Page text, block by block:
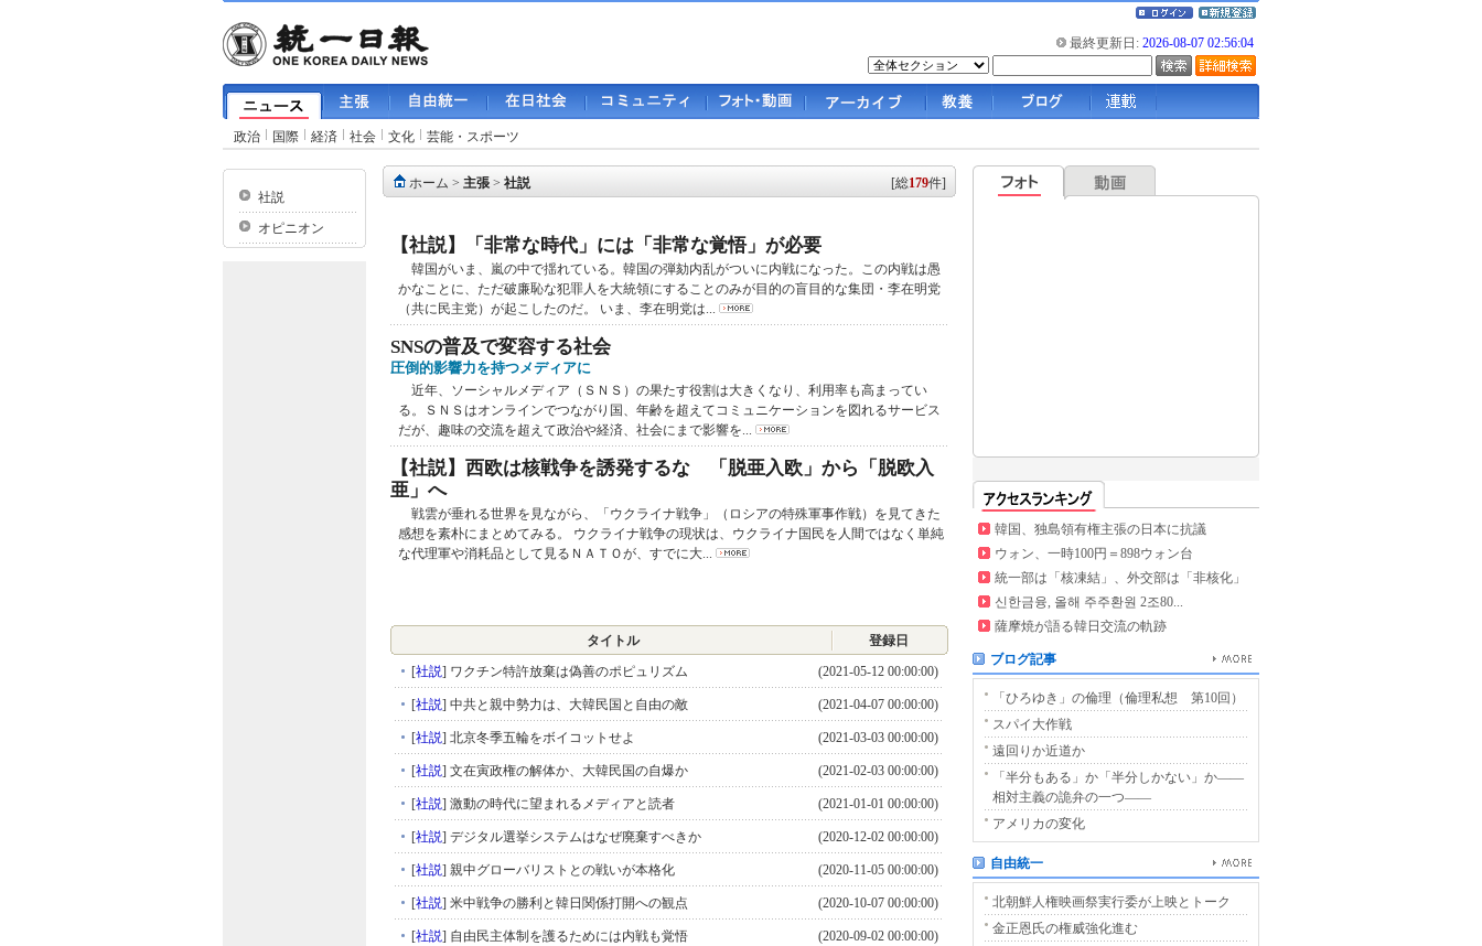
最終更新日: 2026-08-07 02:56:04
政治 国際 経済 社会 文化 芸能・スポーツ
社説
オピニオン
ホーム > 主張> 社説 [総179件]
【社説】「非常な時代」には「非常な覚悟」が必要
韓国がいま、嵐の中で揺れている。韓国の弾劾内乱がついに内戦になった。この内戦は愚
かなことに、ただ破廉恥な犯罪人を大統領にすることのみが目的の盲目的な集団・李在明党
（共に民主党）が起こしたのだ。 いま、李在明党は...
SNSの普及で変容する社会
圧倒的影響力を持つメディアに
近年、ソーシャルメディア（ＳＮＳ）の果たす役割は大きくなり、利用率も高まってい
る。ＳＮＳはオンラインでつながり国、年齢を超えてコミュニケーションを図れるサービス
だが、趣味の交流を超えて政治や経済、社会にまで影響を...
【社説】西欧は核戦争を誘発するな 「脱亜入欧」から「脱欧入
亜」へ
戦雲が垂れる世界を見ながら、「ウクライナ戦争」（ロシアの特殊軍事作戦）を見てきた
感想を素朴にまとめてみる。 ウクライナ戦争の現状は、ウクライナ国民を人間ではなく単純
な代理軍や消耗品として見るＮＡＴＯが、すでに大...
タイトル
登録日
[社説] ワクチン特許放棄は偽善のポピュリズム (2021-05-12 00:00:00)
[社説] 中共と親中勢力は、大韓民国と自由の敵 (2021-04-07 00:00:00)
[社説] 北京冬季五輪をボイコットせよ (2021-03-03 00:00:00)
[社説] 文在寅政権の解体か、大韓民国の自爆か (2021-02-03 00:00:00)
[社説] 激動の時代に望まれるメディアと読者 (2021-01-01 00:00:00)
[社説] デジタル選挙システムはなぜ廃棄すべきか (2020-12-02 00:00:00)
[社説] 親中グローバリストとの戦いが本格化 (2020-11-05 00:00:00)
[社説] 米中戦争の勝利と韓日関係打開への観点 (2020-10-07 00:00:00)
[社説] 自由民主体制を護るためには内戦も覚悟 (2020-09-02 00:00:00)
韓国、独島領有権主張の日本に抗議
ウォン、一時100円＝898ウォン台
統一部は「核凍結」、外交部は「非核化」
신한금융, 올해 주주환원 2조80...
薩摩焼が語る韓日交流の軌跡
ブログ記事
「ひろゆき」の倫理（倫理私想 第10回）
スパイ大作戦
遠回りか近道か
「半分もある」か「半分しかない」か――
相対主義の詭弁の一つ――
アメリカの変化
自由統一
北朝鮮人権映画祭実行委が上映とトーク
金正恩氏の権威強化進む